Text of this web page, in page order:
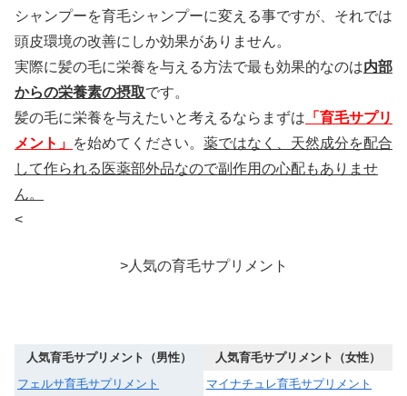
シャンプーを育毛シャンプーに変える事ですが、それでは
頭皮環境の改善にしか効果がありません。
実際に髪の毛に栄養を与える方法で最も効果的なのは内部
からの栄養素の摂取です。
髪の毛に栄養を与えたいと考えるならまずは 「育毛サプリ
メント」 を始めてください。 薬ではなく、天然成分を配合
して作られる医薬部外品なので副作用の心配もありませ
ん。
<
>人気の育毛サプリメント
人気育毛サプリメント（男性）
人気育毛サプリメント（女性）
フェルサ育毛サプリメント
マイナチュレ育毛サプリメント